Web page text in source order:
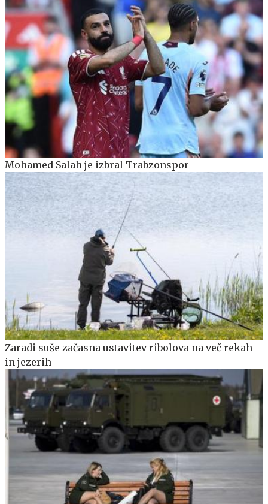
Mohamed Salah je izbral Trabzonspor
Zaradi suše začasna ustavitev ribolova na več rekah
in jezerih